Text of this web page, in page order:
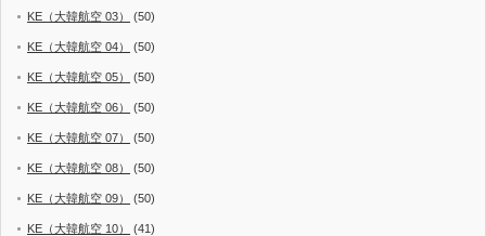
KE（大韓航空 03） (50)
KE（大韓航空 04） (50)
KE（大韓航空 05） (50)
KE（大韓航空 06） (50)
KE（大韓航空 07） (50)
KE（大韓航空 08） (50)
KE（大韓航空 09） (50)
KE（大韓航空 10） (41)